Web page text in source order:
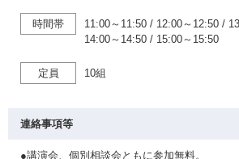
時間帯 11:00～11:50 / 12:00～12:50 /
14:00～14:50 / 15:00～15:50
定員 10組
連絡事項等
●講演会、個別相談会ともに参加無料。